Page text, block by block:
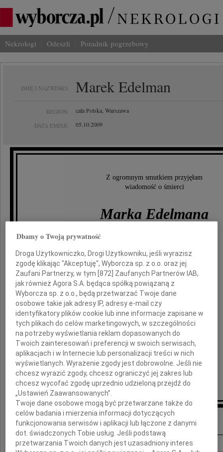
Nekrologi Odeszli Poradnik pogrzebowy
IMIĘ I NAZWISKO: Marek Edelman
REGION: cała Polska, Warszawa
DATA EMISJI: 05.10.2009
Z ogromnym smutkiem przyjęłam
wiadomość o śmierci
Marka Edelmana
Rodzinie
i
Bliskim
składam wyrazy głębokiego współczucia
Elżbieta Bieńkowska
Minister Rozwoju Regionalnego
Inne kondolencje
Dbamy o Twoją prywatność
Droga Użytkowniczko, Drogi Użytkowniku, jeśli wyrazisz
zgodę klikając "Akceptuję", Wyborcza sp. z o.o. oraz jej
Zaufani Partnerzy, w tym [872] Zaufanych Partnerów IAB,
jak również Agora S.A. będąca spółką powiązaną z
Wyborcza sp. z o.o., będą przetwarzać Twoje dane
osobowe takie jak adresy IP, adresy e-mail czy
identyfikatory plików cookie lub inne informacje zapisane w
tych plikach do celów marketingowych, w szczególności
na potrzeby wyświetlania reklam dopasowanych do
Twoich zainteresowań i preferencji w swoich serwisach,
aplikacjach i w Internecie lub personalizacji treści w nich
wyświetlanych. Wyrażenie zgody jest dobrowolne. Jeśli nie
chcesz wyrazić zgody, chcesz ograniczyć jej zakres lub
chcesz wycofać zgodę uprzednio udzieloną przejdź do
„Ustawień Zaawansowanych”.
Twoje dane osobowe mogą być przetwarzane także do
celów badania i mierzenia informacji dotyczących
funkcjonowania serwisów i aplikacji lub łączone z danymi
dot. świadczonych Tobie usług. Jeśli podstawą
przetwarzania Twoich danych jest uzasadniony interes